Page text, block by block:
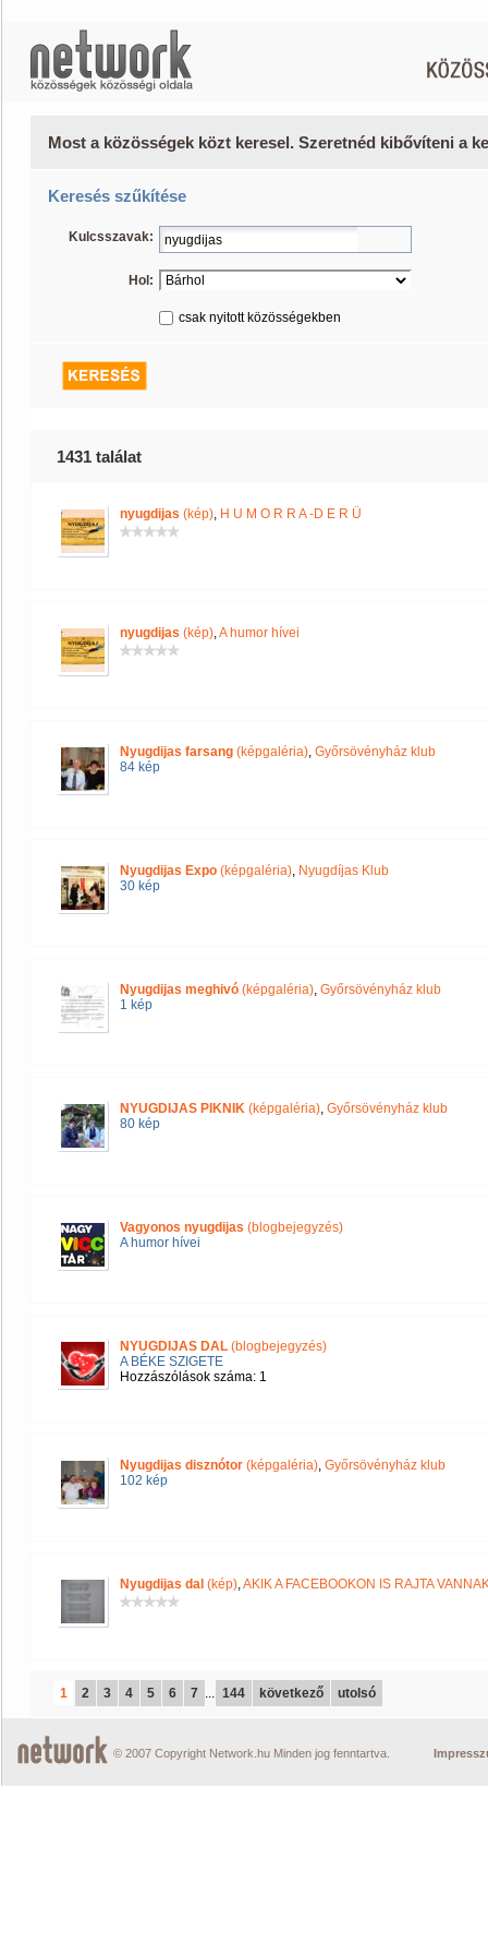
Most a közösségek közt keresel. Szeretnéd kibővíteni a
Keresés szűkítése
Kulcsszavak:
Hol:
csak nyitott közösségekben
1431 találat
nyugdijas (kép), H U M O R R A -D E R Ü
nyugdijas (kép),A humor hívei
Nyugdijas farsang (képgaléria), Győrsövényház klub
84 kép
Nyugdijas Expo (képgaléria), Nyugdíjas Klub
30 kép
Nyugdijas meghivó (képgaléria), Győrsövényház klub
1 kép
NYUGDIJAS PIKNIK (képgaléria), Győrsövényház klub
80 kép
Vagyonos nyugdijas (blogbejegyzés)
A humor hívei
NYUGDIJAS DAL (blogbejegyzés)
A BÉKE SZIGETE
Hozzászólások száma: 1
Nyugdijas disznótor (képgaléria), Győrsövényház klub
102 kép
Nyugdijas dal (kép),AKIK A FACEBOOKON IS RAJTA
1 2 3 4 5 6 7 ... 144 következő utolsó
© 2007 Copyright Network.hu Minden jog fenntartva.